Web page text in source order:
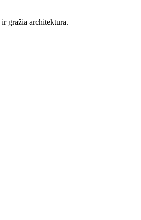
gražia architektūra.